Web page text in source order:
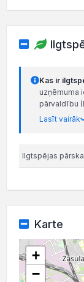
Kas ir
uzņēmuma
pārvaldību
Lasīt vairāk
Ilgtspējas
Karte
+
−